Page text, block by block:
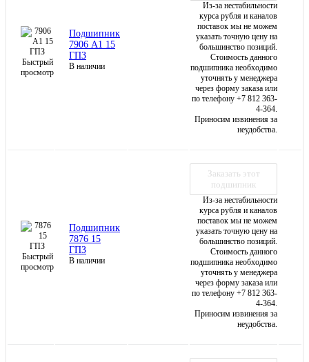
Быстрый
просмотр
Подшипник
7906 А1 15
ГПЗ
В наличии
Из-за нестабильности
курса рубля и каналов
поставок мы не можем
указать точную цену на
большинство позиций.
Стоимость данного
подшипника необходимо
уточнять у менеджера
через форму заказа или
по телефону +7 812 363-
4-364.
Приносим извинения за
неудобства.
Быстрый
просмотр
Подшипник
7876 15
ГПЗ
В наличии
Заказать этот
подшипник
Из-за нестабильности
курса рубля и каналов
поставок мы не можем
указать точную цену на
большинство позиций.
Стоимость данного
подшипника необходимо
уточнять у менеджера
через форму заказа или
по телефону +7 812 363-
4-364.
Приносим извинения за
неудобства.